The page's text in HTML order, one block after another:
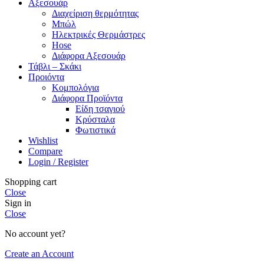
Αξεσουάρ
Διαχείριση θερμότητας
Μπώλ
Ηλεκτρικές Θερμάστρες
Hose
Διάφορα Αξεσουάρ
Τάβλι – Σκάκι
Προιόντα
Κομπολόγια
Διάφορα Προϊόντα
Είδη τσαγιού
Κρύσταλα
Φωτιστικά
Wishlist
Compare
Login / Register
Shopping cart
Close
Sign in
Close
No account yet?
Create an Account